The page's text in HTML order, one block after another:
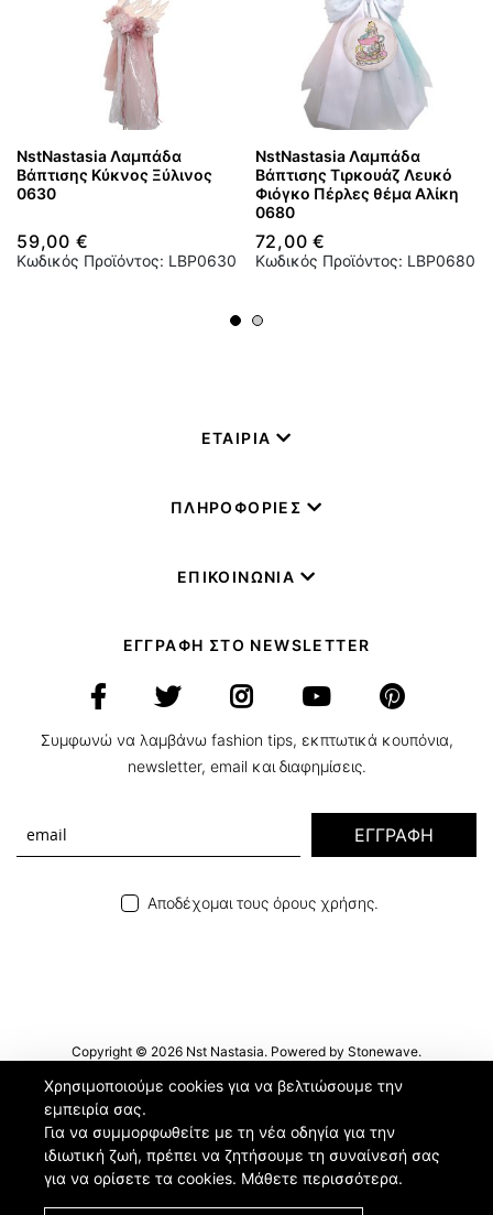
Χρησιμοποιούμε cookies για να βελτιώσουμε την
εμπειρία σας.
Για να συμμορφωθείτε με τη νέα οδηγία για την
ιδιωτική ζωή, πρέπει να ζητήσουμε τη συναίνεσή σας
για να ορίσετε τα cookies. Μάθετε περισσότερα.
NstNastasia Λαμπάδα
Βάπτισης Κύκνος Ξύλινος
0630
59,00 €
Κωδικός Προϊόντος: LBP0630
NstNastasia Λαμπάδα
Βάπτισης Τιρκουάζ Λευκό
Φιόγκο Πέρλες θέμα Αλίκη
0680
72,00 €
Κωδικός Προϊόντος: LBP0680
ΕΤΑΙΡΙΑ
ΠΛΗΡΟΦΟΡΙΕΣ
ΕΠΙΚΟΙΝΩΝΙΑ
ΕΓΓΡΑΦΗ ΣΤΟ NEWSLETTER
Συμφωνώ να λαμβάνω fashion tips, εκπτωτικά κουπόνια,
newsletter, email και διαφημίσεις.
ΕΓΓΡΑΦΗ
Αποδέχομαι τους όρους χρήσης.
Copyright © 2026 Nst Nastasia. Powered by Stonewave.